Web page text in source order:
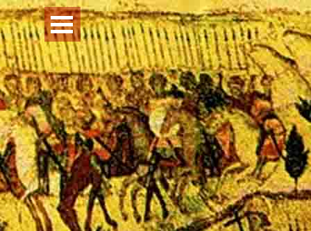
Перейти к контенту
Пропустить меню